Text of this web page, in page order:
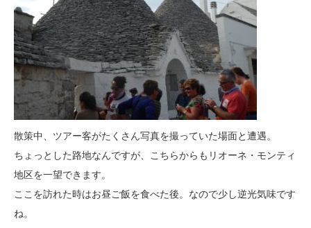
散策中、ツアー客がたくさん写真を撮っていた場面と遭遇。
ちょっとした路地なんですが、こちらからもリオーネ・モンティ
地区を一望できます。
ここを訪れた時はお昼ご飯を食べた後。なので少し逆光気味です
ね。